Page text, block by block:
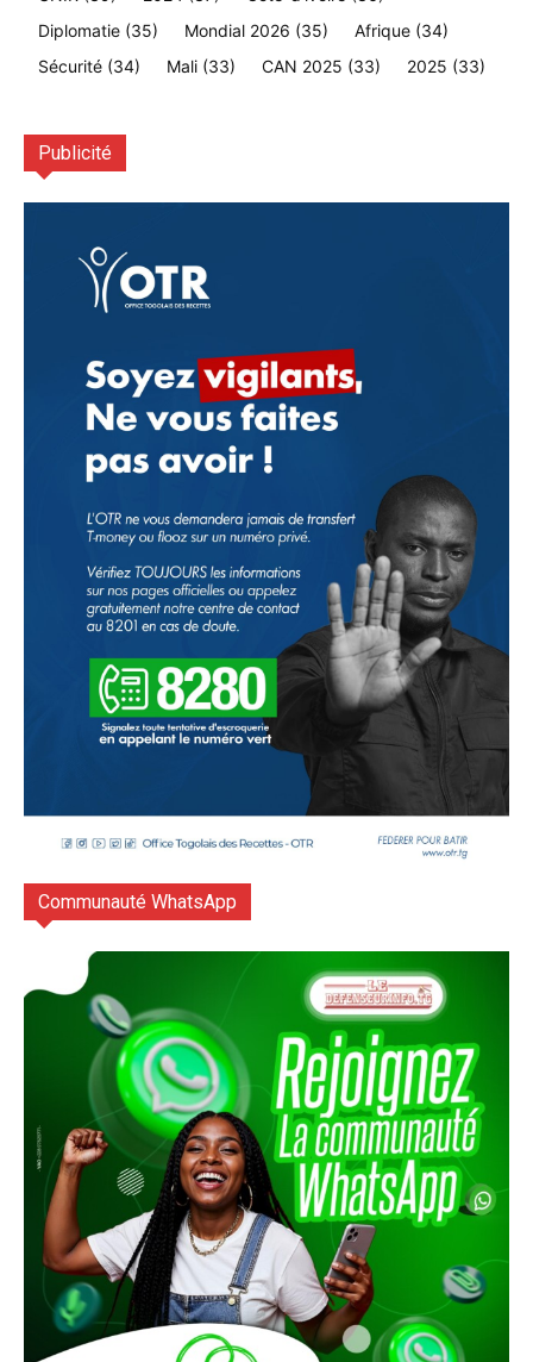
Diplomatie (35) Mondial 2026 (35) Afrique (34)
Sécurité (34) Mali (33) CAN 2025 (33) 2025 (33)
Publicité
Communauté WhatsApp